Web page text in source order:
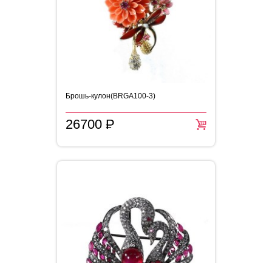
Брошь-кулон(BRGA100-3)
26700 =
P